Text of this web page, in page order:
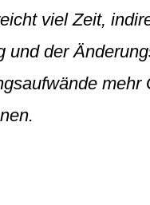
viel Zeit,
und der